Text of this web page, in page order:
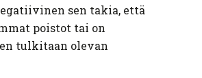
sen takia, että
poistot tai on
tulkitaan olevan